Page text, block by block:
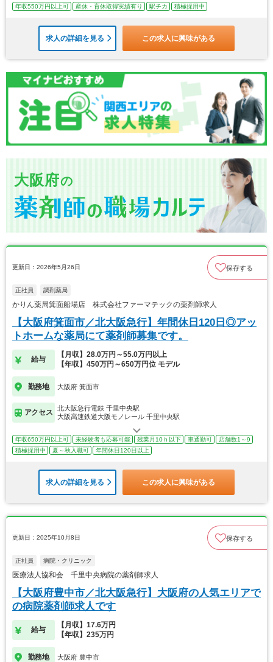
年収550万円以上可 産休・育休取得実績有り 駅チカ 積極採用中
求人の詳細を見る この求人に興味がある
大阪府の
更新日：2026年5月26日 保存する
正社員 調剤薬局
かりん薬局箕面船場店 株式会社ファーマテックの薬剤師求人
【大阪府箕面市／北大阪急行】年間休日120日◎アッ
トホームな薬局にて薬剤師募集です。
給与
【月収】28.0万円～55.0万円以上
【年収】450万円～650万円位 モデル
勤務地 大阪府 箕面市
アクセス
北大阪急行電鉄 千里中央駅
大阪高速鉄道大阪モノレール 千里中央駅
年収650万円以上可 未経験者も応募可能 残業月10ｈ以下 車通勤可
店舗数1～9
積極採用中
夏～秋入職可 年間休日120日以上
求人の詳細を見る この求人に興味がある
更新日：2025年10月8日 保存する
正社員 病院・クリニック
医療法人協和会 千里中央病院の薬剤師求人
【大阪府豊中市／北大阪急行】大阪府の人気エリアで
の病院薬剤師求人です
給与
【月収】17.6万円
【年収】235万円
勤務地 大阪府 豊中市